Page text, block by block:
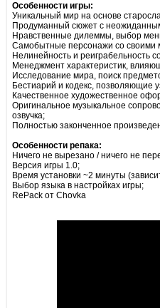
Особенности игры:
Уникальный мир на основе
Продуманный сюжет с
Нравственные дилеммы, выбор
Самобытные персонажи со своими
Нелинейность и реиграбельность
Менеджмент характеристик,
Исследование мира, поиск
Бестиарий и кодекс, позволяющие
Качественное художественное
Оригинальное музыкальное
озвучка;
Полностью законченное
Особенности репака:
Ничего не вырезано / ничего не
Версия игры 1.0;
Время установки ~2 минуты
Выбор языка в настройках игры;
RePack от Chovka